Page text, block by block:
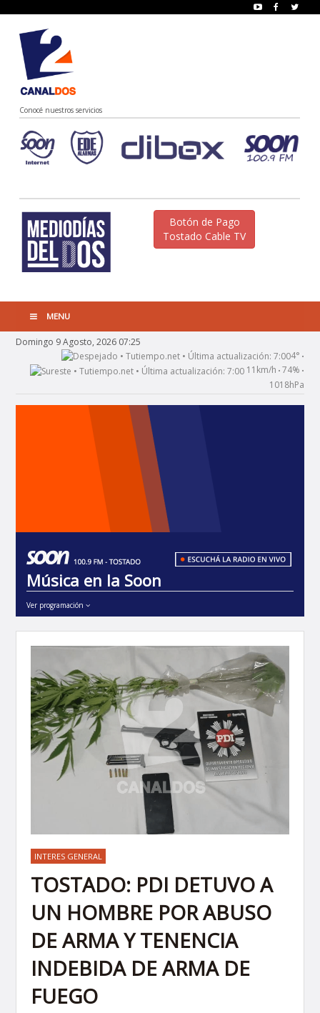
Conocé nuestros servicios
Botón de Pago
Tostado Cable TV
MENU
Domingo 9 Agosto, 2026 07:25
4° •
11km/h • 74% •
1018hPa
Música en la Soon
Ver programación
INTERES GENERAL
TOSTADO: PDI DETUVO A
UN HOMBRE POR ABUSO
DE ARMA Y TENENCIA
INDEBIDA DE ARMA DE
FUEGO